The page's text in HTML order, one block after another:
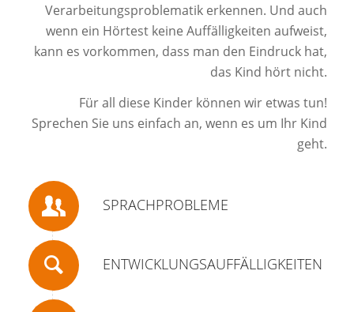
Verarbeitungsproblematik erkennen. Und auch
wenn ein Hörtest keine Auffälligkeiten aufweist,
kann es vorkommen, dass man den Eindruck hat,
das Kind hört nicht.
Für all diese Kinder können wir etwas tun!
Sprechen Sie uns einfach an, wenn es um Ihr Kind
geht.
SPRACHPROBLEME
ENTWICKLUNGSAUFFÄLLIGKEITEN